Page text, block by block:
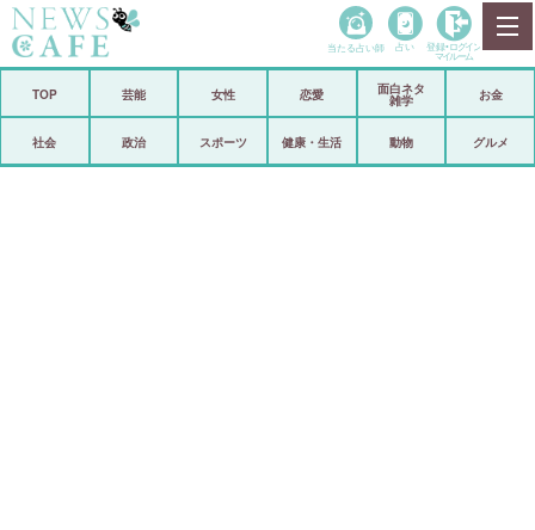
政治
当たる占い師 占い 登録• ログイン
マイルーム
TOP 芸能 女性 恋愛
面白ネタ
雑学
お金
社会 政治 スポーツ 健康・生活 動物 グルメ